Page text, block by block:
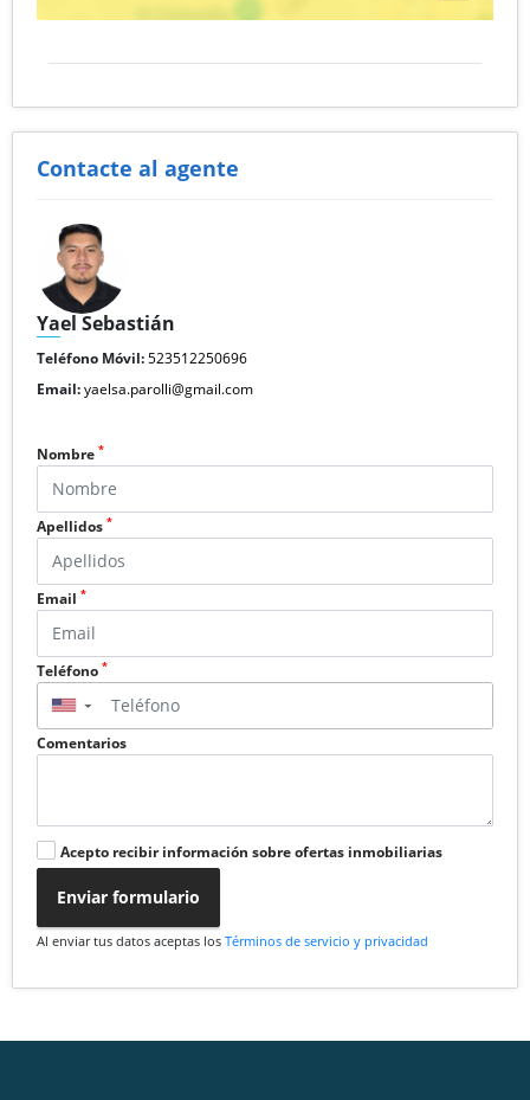
Contacte al agente
Yael Sebastián
Teléfono Móvil:523512250696
Email:yaelsa.parolli@gmail.com
Nombre *
Apellidos *
Email *
Teléfono *
▼
Comentarios
Acepto recibir información sobre ofertas inmobiliarias
Enviar formulario
Al enviar tus datos aceptas los Términos de servicio y privacidad